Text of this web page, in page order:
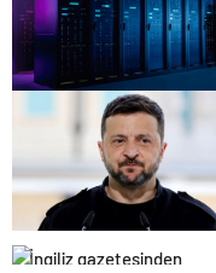
Datahost İle Güvenilir
Sunucu Hizmetleri
İngiliz gazetesinden